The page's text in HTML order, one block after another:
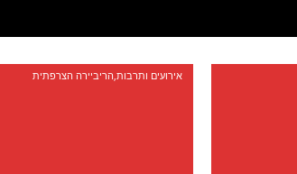
אירועים ותרבות הריביירה הצרפתית